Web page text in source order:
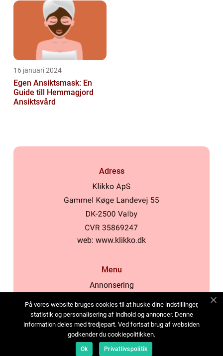
16 januari 2024
Egen Ansiktsmask: En
Guide till Hemmagjord
Ansiktsvård
Adress
web: www.klikko.dk
Menu
Annonsering
Cookies
Kontakta oss
Sitemap
På vores website bruges cookies til at huske dine indstillinger,
statistik og personalisering af indhold og annoncer. Denne
information deles med tredjepart. Ved fortsat brug af websiden
godkender du cookiepolitikken.
Ok Privatlivspolitik